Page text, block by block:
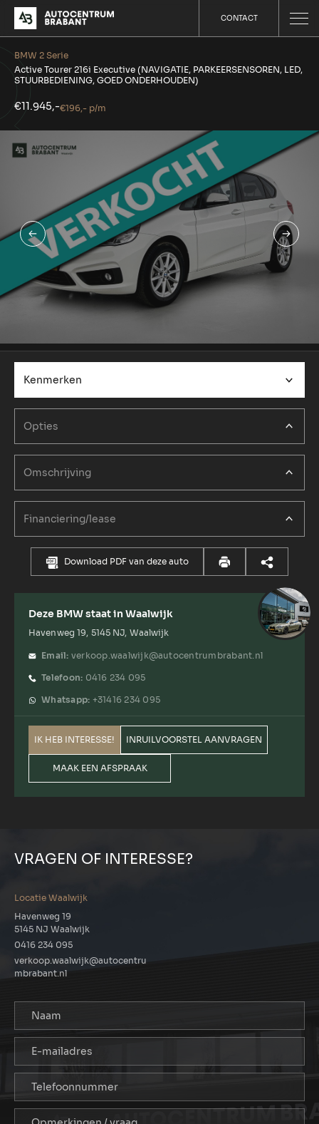
CONTACT
BMW 2 Serie
Active Tourer 216i Executive (NAVIGATIE, PARKEERSENSOREN, LED,
STUURBEDIENING, GOED ONDERHOUDEN)
€11.945,-€196,- p/m
Kenmerken
Opties
Omschrijving
Financiering/lease
Download PDF van deze auto
Deze BMW staat in Waalwijk
Havenweg 19, 5145 NJ, Waalwijk
Email: verkoop.waalwijk@autocentrumbrabant.nl
Telefoon: 0416 234 095
Whatsapp: +31416 234 095
IK HEB INTERESSE! INRUILVOORSTEL AANVRAGEN
MAAK EEN AFSPRAAK
VRAGEN OF INTERESSE?
Locatie Waalwijk
Havenweg 19
5145 NJ Waalwijk
0416 234 095
verkoop.waalwijk@autocentru
mbrabant.nl